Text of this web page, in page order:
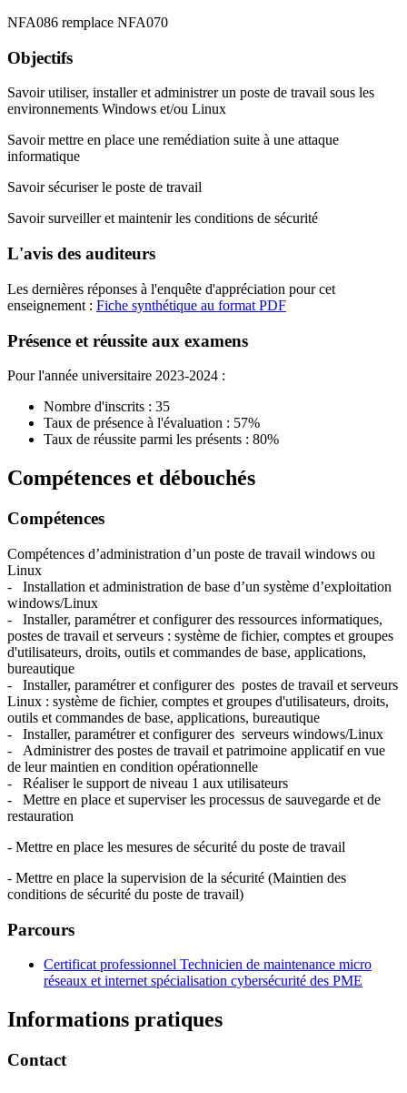
NFA086 remplace NFA070
Objectifs
Savoir utiliser, installer et administrer un poste de travail sous les
environnements Windows et/ou Linux
Savoir mettre en place une remédiation suite à une attaque
informatique
Savoir sécuriser le poste de travail
Savoir surveiller et maintenir les conditions de sécurité
L'avis des auditeurs
Les dernières réponses à l'enquête d'appréciation pour cet
enseignement : Fiche synthétique au format PDF
Présence et réussite aux examens
Pour l'année universitaire 2023-2024 :
Nombre d'inscrits : 35
Taux de présence à l'évaluation : 57%
Taux de réussite parmi les présents : 80%
Compétences et débouchés
Compétences
Compétences d’administration d’un poste de travail windows ou
Linux
- Installation et administration de base d’un système d’exploitation
windows/Linux
- Installer, paramétrer et configurer des ressources informatiques,
postes de travail et serveurs : système de fichier, comptes et groupes
d'utilisateurs, droits, outils et commandes de base, applications,
bureautique
- Installer, paramétrer et configurer des postes de travail et serveurs
Linux : système de fichier, comptes et groupes d'utilisateurs, droits,
outils et commandes de base, applications, bureautique
- Installer, paramétrer et configurer des serveurs windows/Linux
- Administrer des postes de travail et patrimoine applicatif en vue
de leur maintien en condition opérationnelle
- Réaliser le support de niveau 1 aux utilisateurs
- Mettre en place et superviser les processus de sauvegarde et de
restauration
- Mettre en place les mesures de sécurité du poste de travail
- Mettre en place la supervision de la sécurité (Maintien des
conditions de sécurité du poste de travail)
Parcours
Certificat professionnel Technicien de maintenance micro
réseaux et internet spécialisation cybersécurité des PME
Informations pratiques
Contact